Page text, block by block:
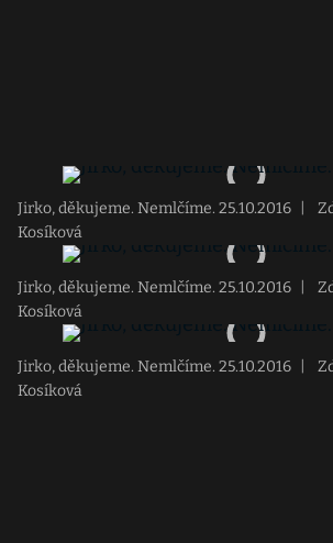
Jirko, děkujeme. Nemlčíme. 25.10.2016
Kosíková
Jirko, děkujeme. Nemlčíme. 25.10.2016
Kosíková
Jirko, děkujeme. Nemlčíme. 25.10.2016
Kosíková